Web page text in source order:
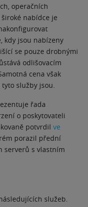
operačních
nabídce je
kdy jsou nabízeny
se pouze drobnými
odlišovacím
cena však
služby jsou.
řada
o poskytovateli
potvrdil ve
porazil přední
serverů s vlastním
služeb.